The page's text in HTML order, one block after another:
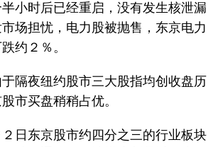
小时后已经重启，没有发生核泄漏
场担忧，电力股被抛售，东京电力
约２％。
夜纽约股市三大股指均创收盘历
市买盘稍稍占优。
东京股市约四分之三的行业板块